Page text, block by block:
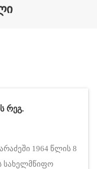
რეგ.
1964 წლის 8
სახელმწიფო